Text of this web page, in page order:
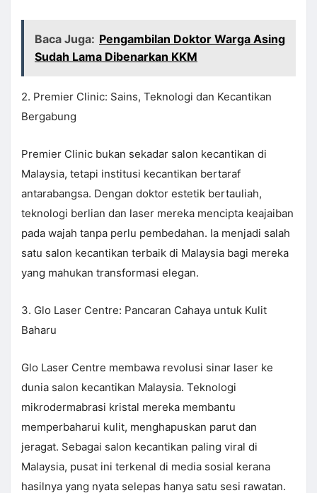
Baca Juga: Pengambilan Doktor Warga Asing
Sudah Lama Dibenarkan KKM
2. Premier Clinic: Sains, Teknologi dan Kecantikan
Bergabung
Premier Clinic bukan sekadar salon kecantikan di
Malaysia, tetapi institusi kecantikan bertaraf
antarabangsa. Dengan doktor estetik bertauliah,
teknologi berlian dan laser mereka mencipta keajaiban
pada wajah tanpa perlu pembedahan. Ia menjadi salah
satu salon kecantikan terbaik di Malaysia bagi mereka
yang mahukan transformasi elegan.
3. Glo Laser Centre: Pancaran Cahaya untuk Kulit
Baharu
Glo Laser Centre membawa revolusi sinar laser ke
dunia salon kecantikan Malaysia. Teknologi
mikrodermabrasi kristal mereka membantu
memperbaharui kulit, menghapuskan parut dan
jeragat. Sebagai salon kecantikan paling viral di
Malaysia, pusat ini terkenal di media sosial kerana
hasilnya yang nyata selepas hanya satu sesi rawatan.